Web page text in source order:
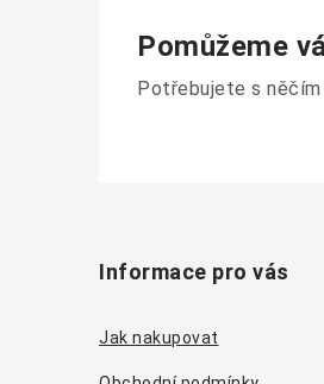
Pomůžeme
Potřebujete s
Informace pro vás
Jak nakupovat